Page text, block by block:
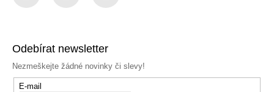
Odebírat newsletter
Nezmeškejte žádné novinky či slevy!
E-mail